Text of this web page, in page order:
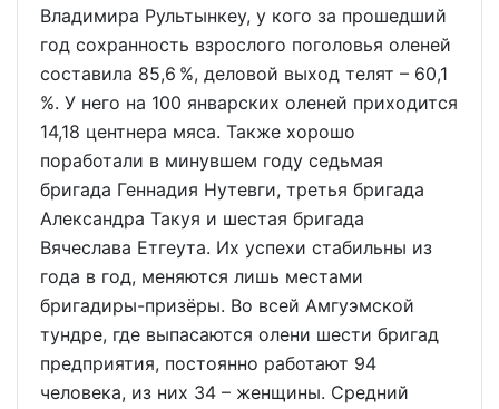
Владимира Рультынкеу, у кого за прошедший
год сохранность взрослого поголовья оленей
составила 85,6 %, деловой выход телят – 60,1
%. У него на 100 январских оленей приходится
14,18 центнера мяса. Также хорошо
поработали в минувшем году седьмая
бригада Геннадия Нутевги, третья бригада
Александра Такуя и шестая бригада
Вячеслава Етгеута. Их успехи стабильны из
года в год, меняются лишь местами
бригадиры-призёры. Во всей Амгуэмской
тундре, где выпасаются олени шести бригад
предприятия, постоянно работают 94
человека, из них 34 – женщины. Средний